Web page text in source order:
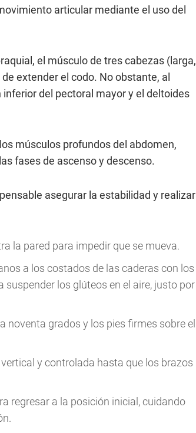
articular mediante el uso del
el músculo de tres cabezas (larga,
extender el codo. No obstante, al
del pectoral mayor y el deltoides
músculos profundos del abdomen,
fases de ascenso y descenso.
asegurar la estabilidad y realizar
la pared para impedir que se mueva.
a los costados de las caderas con los
los glúteos en el aire, justo por
noventa grados y los pies firmes sobre el
y controlada hasta que los brazos
regresar a la posición inicial, cuidando